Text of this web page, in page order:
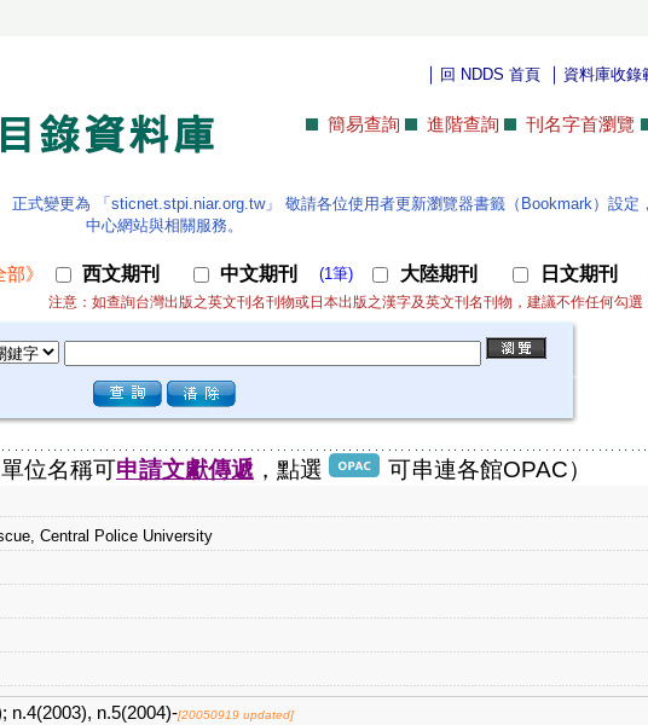
回 NDDS 首頁 資料庫收錄
簡易查詢 進階查詢 刊名字首瀏覽
式變更為 「sticnet.stpi.niar.org.tw」 敬請各位使用者更新瀏覽器書籤（Bookmark）設定
中心網站與相關服務。
》 西文期刊 中文期刊 (1筆) 大陸期刊 日文期刊
注意：如查詢台灣出版之英文刊名刊物或日本出版之漢字及英文刊名刊物，建議不作任何勾選
單位名稱可申請文獻傳遞 ，點選 可串連各館OPAC）
Central Police University
n.4(2003), n.5(2004)-[20050919 updated]